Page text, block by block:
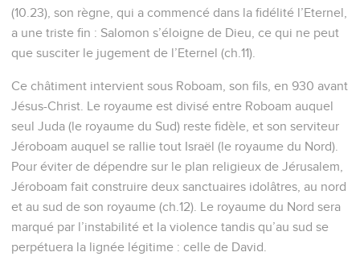
(10.23), son règne, qui a commencé dans la fidélité l’Eternel,
a une triste fin : Salomon s’éloigne de Dieu, ce qui ne peut
que susciter le jugement de l’Eternel (ch.11).
Ce châtiment intervient sous Roboam, son fils, en 930 avant
Jésus-Christ. Le royaume est divisé entre Roboam auquel
seul Juda (le royaume du Sud) reste fidèle, et son serviteur
Jéroboam auquel se rallie tout Israël (le royaume du Nord).
Pour éviter de dépendre sur le plan religieux de Jérusalem,
Jéroboam fait construire deux sanctuaires idolâtres, au nord
et au sud de son royaume (ch.12). Le royaume du Nord sera
marqué par l’instabilité et la violence tandis qu’au sud se
perpétuera la lignée légitime : celle de David.